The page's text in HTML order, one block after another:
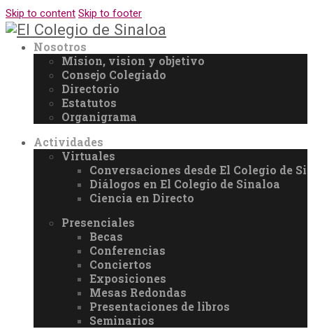
Skip to content Skip to footer
Nosotros
Mision, vision y objetivo
Consejo Colegiado
Directorio
Estatutos
Organigrama
Actividades
Virtuales
Conversaciones desde El Colegio de
Diálogos en El Colegio de Sinaloa
Ciencia en Directo
Presenciales
Becas
Conferencias
Conciertos
Exposiciones
Mesas Redondas
Presentaciones de libros
Seminarios